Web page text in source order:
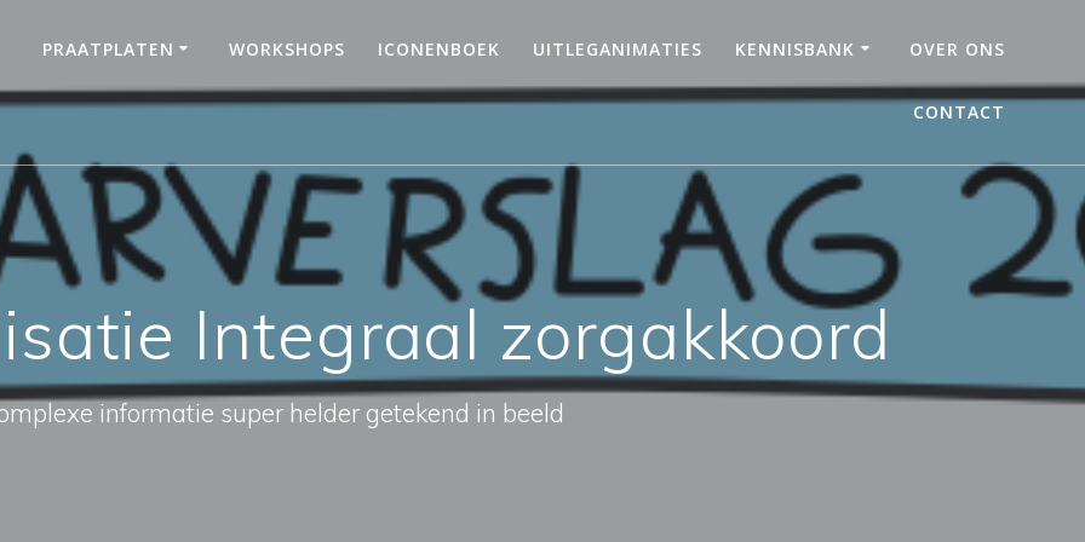
PRAATPLATEN WORKSHOPS ICONENBOEK UITLEGANIMATIES KENNISBANK OVER ONS
CONTACT
Integraal zorgakkoord
informatie super helder getekend in beeld